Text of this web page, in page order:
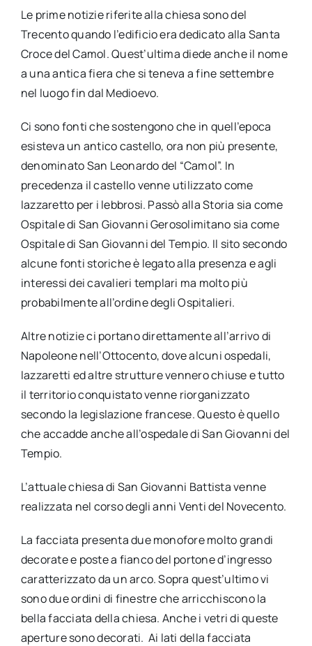
Le prime notizie riferite alla chiesa sono del
Trecento quando l’edificio era dedicato alla Santa
Croce del Camol. Quest’ultima diede anche il nome
a una antica fiera che si teneva a fine settembre
nel luogo fin dal Medioevo.
Ci sono fonti che sostengono che in quell’epoca
esisteva un antico castello, ora non più presente,
denominato San Leonardo del “Camol”. In
precedenza il castello venne utilizzato come
lazzaretto per i lebbrosi. Passò alla Storia sia come
Ospitale di San Giovanni Gerosolimitano sia come
Ospitale di San Giovanni del Tempio. Il sito secondo
alcune fonti storiche è legato alla presenza e agli
interessi dei cavalieri templari ma molto più
probabilmente all’ordine degli Ospitalieri.
Altre notizie ci portano direttamente all’arrivo di
Napoleone nell’Ottocento, dove alcuni ospedali,
lazzaretti ed altre strutture vennero chiuse e tutto
il territorio conquistato venne riorganizzato
secondo la legislazione francese. Questo è quello
che accadde anche all’ospedale di San Giovanni del
Tempio.
L’attuale chiesa di San Giovanni Battista venne
realizzata nel corso degli anni Venti del Novecento.
La facciata presenta due monofore molto grandi
decorate e poste a fianco del portone d’ingresso
caratterizzato da un arco. Sopra quest’ultimo vi
sono due ordini di finestre che arricchiscono la
bella facciata della chiesa. Anche i vetri di queste
aperture sono decorati. Ai lati della facciata